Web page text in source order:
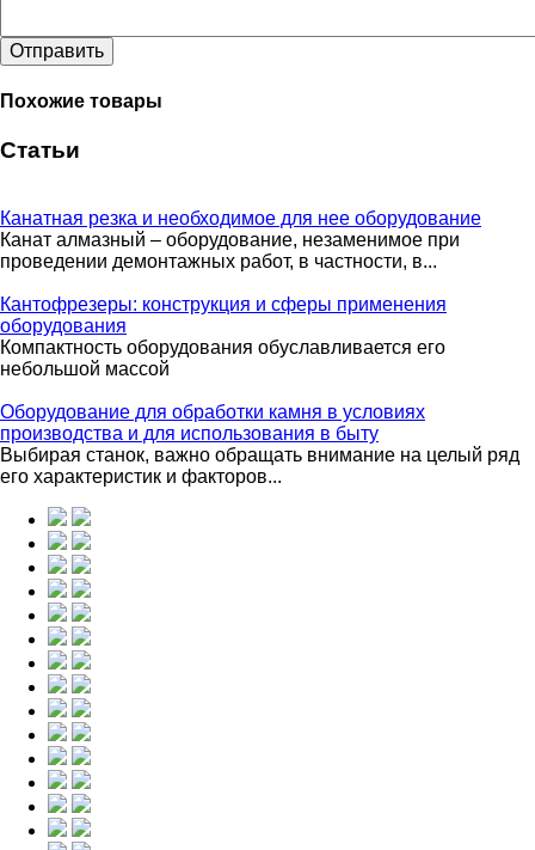
Отправить
Похожие товары
Статьи
Канатная резка и необходимое для нее оборудование
Канат алмазный – оборудование, незаменимое при
проведении демонтажных работ, в частности, в...
Кантофрезеры: конструкция и сферы применения
оборудования
Компактность оборудования обуславливается его
небольшой массой
Оборудование для обработки камня в условиях
производства и для использования в быту
Выбирая станок, важно обращать внимание на целый ряд
его характеристик и факторов...